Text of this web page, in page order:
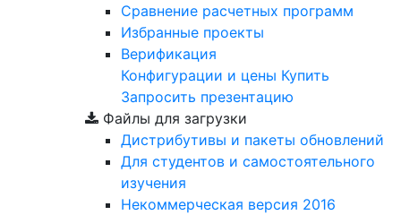
Сравнение расчетных программ
Избранные проекты
Верификация
Конфигурации и цены Купить
Запросить презентацию
Файлы для загрузки
Дистрибутивы и пакеты обновлений
Для студентов и самостоятельного
изучения
Некоммерческая версия 2016